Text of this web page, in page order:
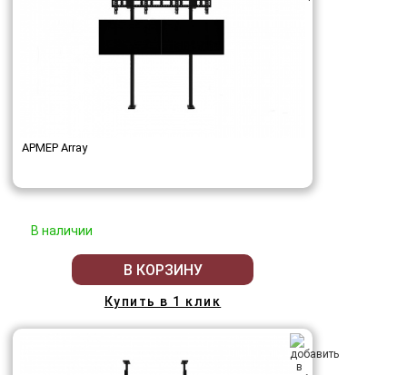
АРМЕР Array
В наличии
В КОРЗИНУ
Купить в 1 клик